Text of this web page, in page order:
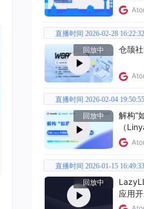
直播时间 2026-02-28 16:22:32
回放中
仓颉
直播时间 2026-02-04 19:50:55
回放中
解构“
（
直播时间 2026-01-15 16:49:33
回放中
应用